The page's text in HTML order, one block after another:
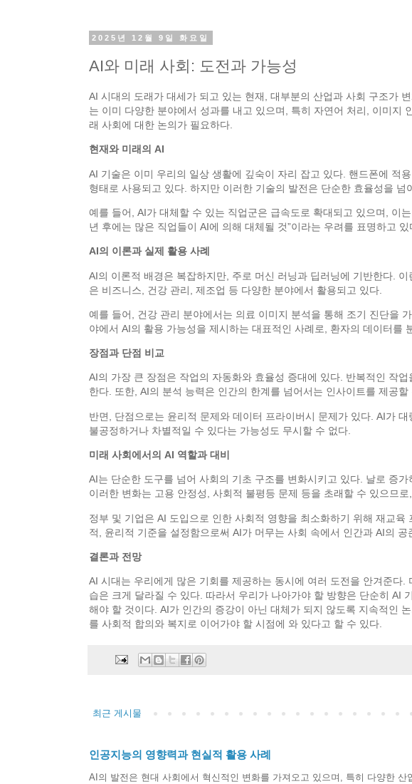
2025년 12월 9일 화요일
AI와 미래 사회: 도전과 가능성
AI 시대의 도래가 대세가 되고 있는 현재, 대부분의 산업과 사회 구조가
는 이미 다양한 분야에서 성과를 내고 있으며, 특히 자연어 처리, 이미지
래 사회에 대한 논의가 필요하다.
현재와 미래의 AI
AI 기술은 이미 우리의 일상 생활에 깊숙이 자리 잡고 있다. 핸드폰에 적
형태로 사용되고 있다. 하지만 이러한 기술의 발전은 단순한 효율성을
예를 들어, AI가 대체할 수 있는 직업군은 급속도로 확대되고 있으며, 이
년 후에는 많은 직업들이 AI에 의해 대체될 것”이라는 우려를 표명하고
AI의 이론과 실제 활용 사례
AI의 이론적 배경은 복잡하지만, 주로 머신 러닝과 딥러닝에 기반한다.
은 비즈니스, 건강 관리, 제조업 등 다양한 분야에서 활용되고 있다.
예를 들어, 건강 관리 분야에서는 의료 이미지 분석을 통해 조기 진단을
야에서 AI의 활용 가능성을 제시하는 대표적인 사례로, 환자의 데이터를
장점과 단점 비교
AI의 가장 큰 장점은 작업의 자동화와 효율성 증대에 있다. 반복적인 작
한다. 또한, AI의 분석 능력은 인간의 한계를 넘어서는 인사이트를 제공할
반면, 단점으로는 윤리적 문제와 데이터 프라이버시 문제가 있다. AI가
불공정하거나 차별적일 수 있다는 가능성도 무시할 수 없다.
미래 사회에서의 AI 역할과 대비
AI는 단순한 도구를 넘어 사회의 기초 구조를 변화시키고 있다. 날로 증
이러한 변화는 고용 안정성, 사회적 불평등 문제 등을 초래할 수 있으므
정부 및 기업은 AI 도입으로 인한 사회적 영향을 최소화하기 위해 재교
적, 윤리적 기준을 설정함으로써 AI가 머무는 사회 속에서 인간과 AI의 공
결론과 전망
AI 시대는 우리에게 많은 기회를 제공하는 동시에 여러 도전을 안겨준
습은 크게 달라질 수 있다. 따라서 우리가 나아가야 할 방향은 단순히 AI
해야 할 것이다. AI가 인간의 증강이 아닌 대체가 되지 않도록 지속적인
를 사회적 합의와 복지로 이어가야 할 시점에 와 있다고 할 수 있다.
최근 게시물
인공지능의 영향력과 현실적 활용 사례
AI의 발전은 현대 사회에서 혁신적인 변화를 가져오고 있으며, 특히 다양한